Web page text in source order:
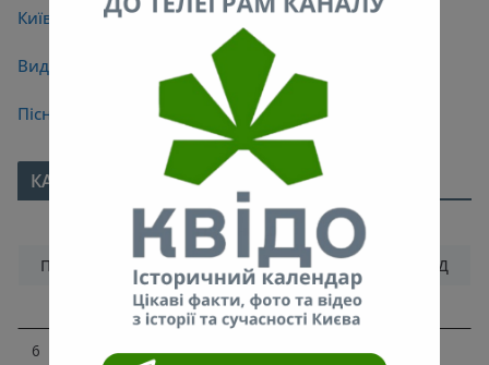
Київські мости
Видатні кияни
Пісні про Київ
КАЛЕНДАР
Грудень 2021
ПН
СР ЧТ ПТ НД
1 2 3 4
6 8 9 10 11